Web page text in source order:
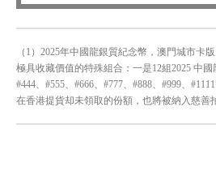
（1）2025年中國龍銀質紀念幣，澳門城市卡
極具收藏價值的特殊組合：一是12組2025 中
#444、#555、#666、#777、#888、#999、
在香港提貨却未領取的份額，也將被納入慈善